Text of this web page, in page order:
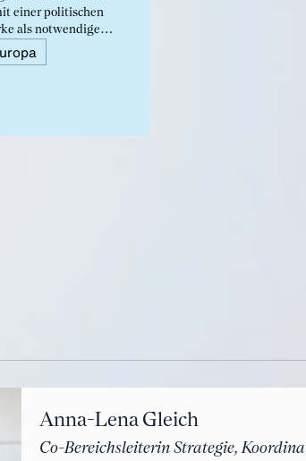
einer politischen
als notwendige
und
sowie
Anna-Lena Gleich
Co-Bereichsleiterin Strategie,